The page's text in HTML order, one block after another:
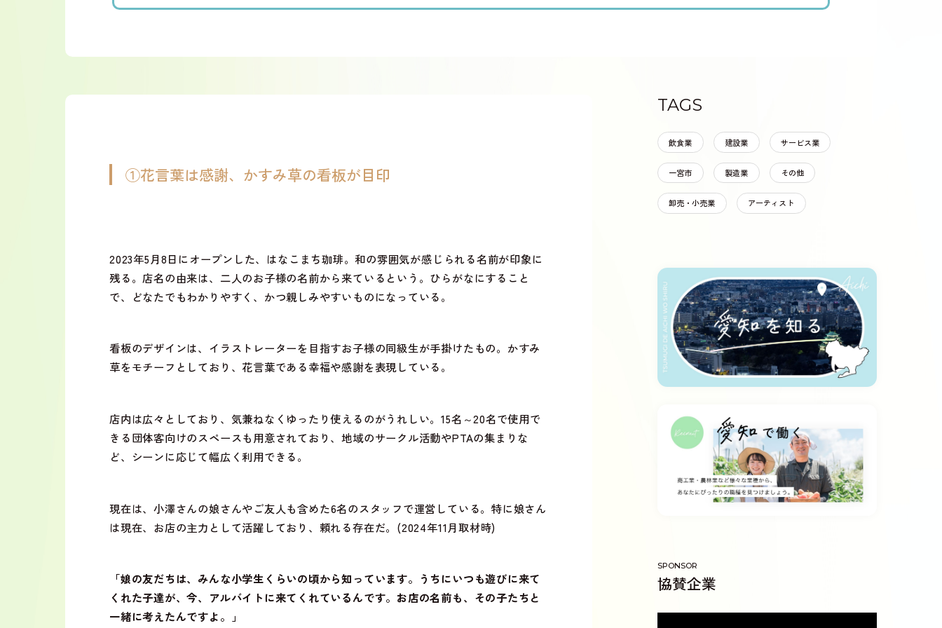
①花言葉は感謝、かすみ草の看板が目印
2023年5月8日にオープンした、はなこまち珈琲。和の雰囲気が感じられる名前が印象に
残る。店名の由来は、二人のお子様の名前から来ているという。ひらがなにすること
で、どなたでもわかりやすく、かつ親しみやすいものになっている。
看板のデザインは、イラストレーターを目指すお子様の同級生が手掛けたもの。かすみ
草をモチーフとしており、花言葉である幸福や感謝を表現している。
店内は広々としており、気兼ねなくゆったり使えるのがうれしい。15名～20名で使用で
きる団体客向けのスペースも用意されており、地域のサークル活動やPTAの集まりな
ど、シーンに応じて幅広く利用できる。
現在は、小澤さんの娘さんやご友人も含めた6名のスタッフで運営している。特に娘さん
は現在、お店の主力として活躍しており、頼れる存在だ。(2024年11月取材時)
「娘の友だちは、みんな小学生くらいの頃から知っています。うちにいつも遊びに来て
くれた子達が、今、アルバイトに来てくれているんです。お店の名前も、その子たちと
一緒に考えたんですよ。」
TAGS
飲食業 建設業 サービス業
一宮市 製造業 その他
卸売・小売業 アーティスト
SPONSOR
協賛企業